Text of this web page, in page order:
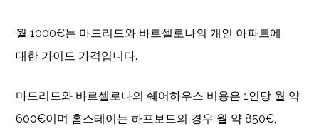
월 1000€는 마드리드와 바르셀로나의 개인 아파트에
대한 가이드 가격입니다.
마드리드와 바르셀로나의 쉐어하우스 비용은 1인당 월 약
600€이며 홈스테이는 하프보드의 경우 월 약 850€,